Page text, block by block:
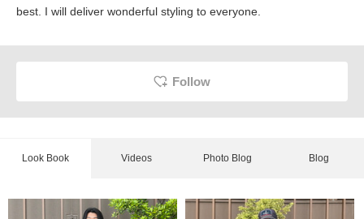
best. I will deliver wonderful styling to everyone.
Follow
Look Book Videos Photo Blog Blog